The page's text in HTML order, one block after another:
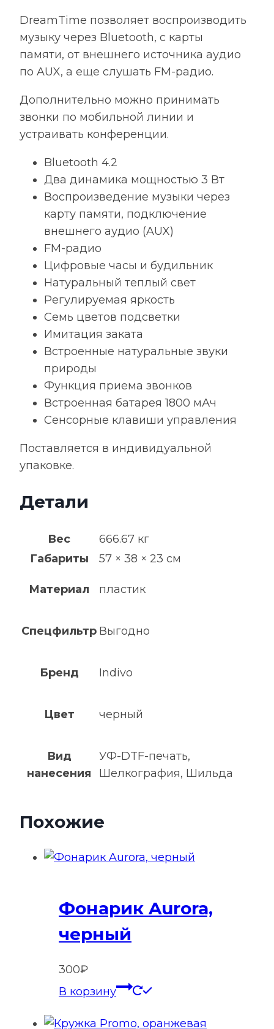
DreamTime позволяет воспроизводить
музыку через Bluetooth, с карты
памяти, от внешнего источника аудио
по AUX, а еще слушать FM-радио.
Дополнительно можно принимать
звонки по мобильной линии и
устраивать конференции.
Bluetooth 4.2
Два динамика мощностью 3 Вт
Воспроизведение музыки через
карту памяти, подключение
внешнего аудио (AUX)
FM-радио
Цифровые часы и будильник
Натуральный теплый свет
Регулируемая яркость
Семь цветов подсветки
Имитация заката
Встроенные натуральные звуки
природы
Функция приема звонков
Встроенная батарея 1800 мАч
Сенсорные клавиши управления
Поставляется в индивидуальной
упаковке.
Детали
Вес
666.67 кг
Габариты
57 × 38 × 23 см
Материал пластик
Спецфильтр Выгодно
Бренд Indivo
Цвет черный
Вид
нанесения
УФ-DTF-печать,
Шелкография, Шильда
Похожие
Фонарик Aurora,
черный
300₽
В корзину